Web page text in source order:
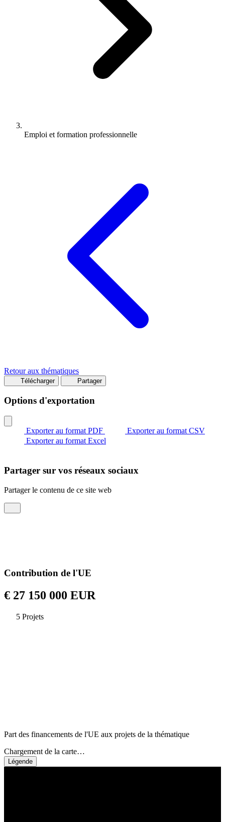
Emploi et formation professionnelle
Retour aux thématiques
Télécharger Partager
Options d'exportation
Exporter au format PDF
Exporter au format CSV
Exporter au format Excel
Partager sur vos réseaux sociaux
Partager le contenu de ce site web
Contribution de l'UE
€ 27 150 000 EUR
5 Projets
Part des financements de l'UE aux projets de la thématique
Chargement de la carte…
Légende